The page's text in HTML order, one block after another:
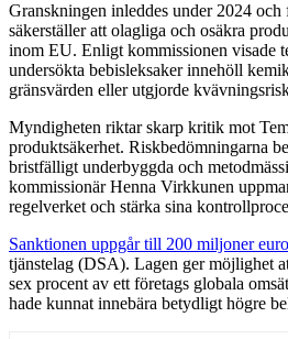
Granskningen inleddes under 2024 och
säkerställer att olagliga och osäkra
inom EU. Enligt kommissionen visade
undersökta bebisleksaker innehöll
gränsvärden eller utgjorde
Myndigheten riktar skarp kritik mot
produktsäkerhet. Riskbedömningarna
bristfälligt underbyggda och
kommissionär Henna Virkkunen
regelverket och stärka sina
Sanktionen uppgår till 200 miljoner euro
tjänstelag (DSA). Lagen ger möjlighet
sex procent av ett företags globala
hade kunnat innebära betydligt högre